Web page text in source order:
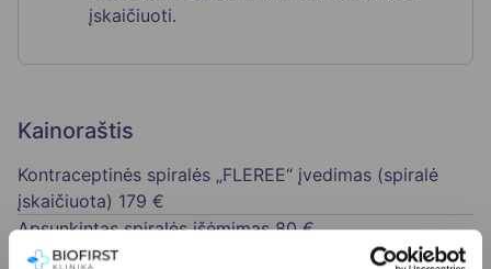
įskaičiuoti.
Kainoraštis
Kontraceptinės spiralės „FLEREE“ įvedimas (spiralė
įskaičiuota) 179 €
Apsunkintas spiralės išėmimas 80 €
Apsunkintas spiralės įvedimas